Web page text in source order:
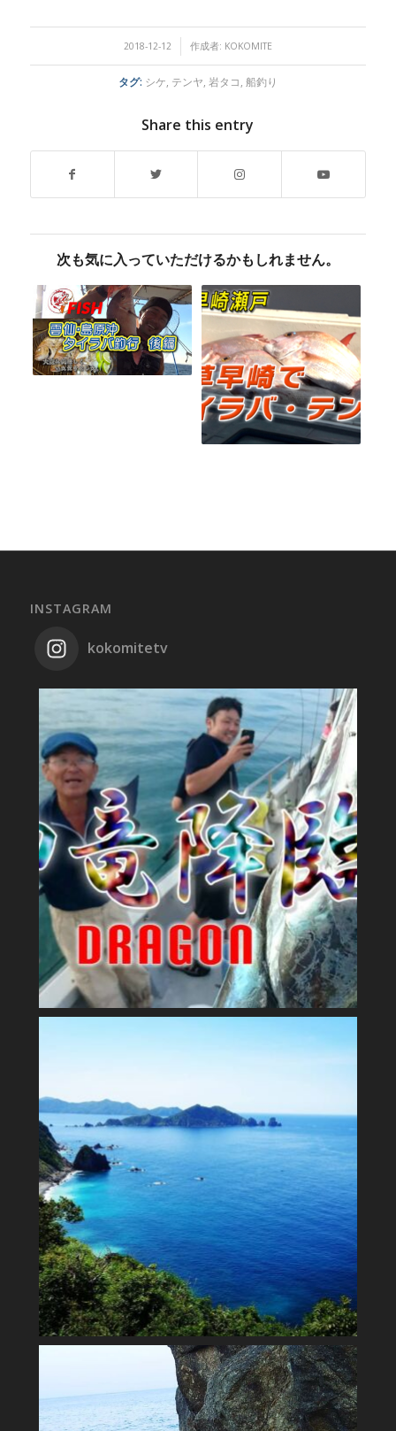
2018-12-12
/ 作成者: KOKOMITE
タグ: シケ テンヤ 岩タコ 船釣り
Share this entry
次も気に入っていただけるかもしれません。
INSTAGRAM
kokomitetv